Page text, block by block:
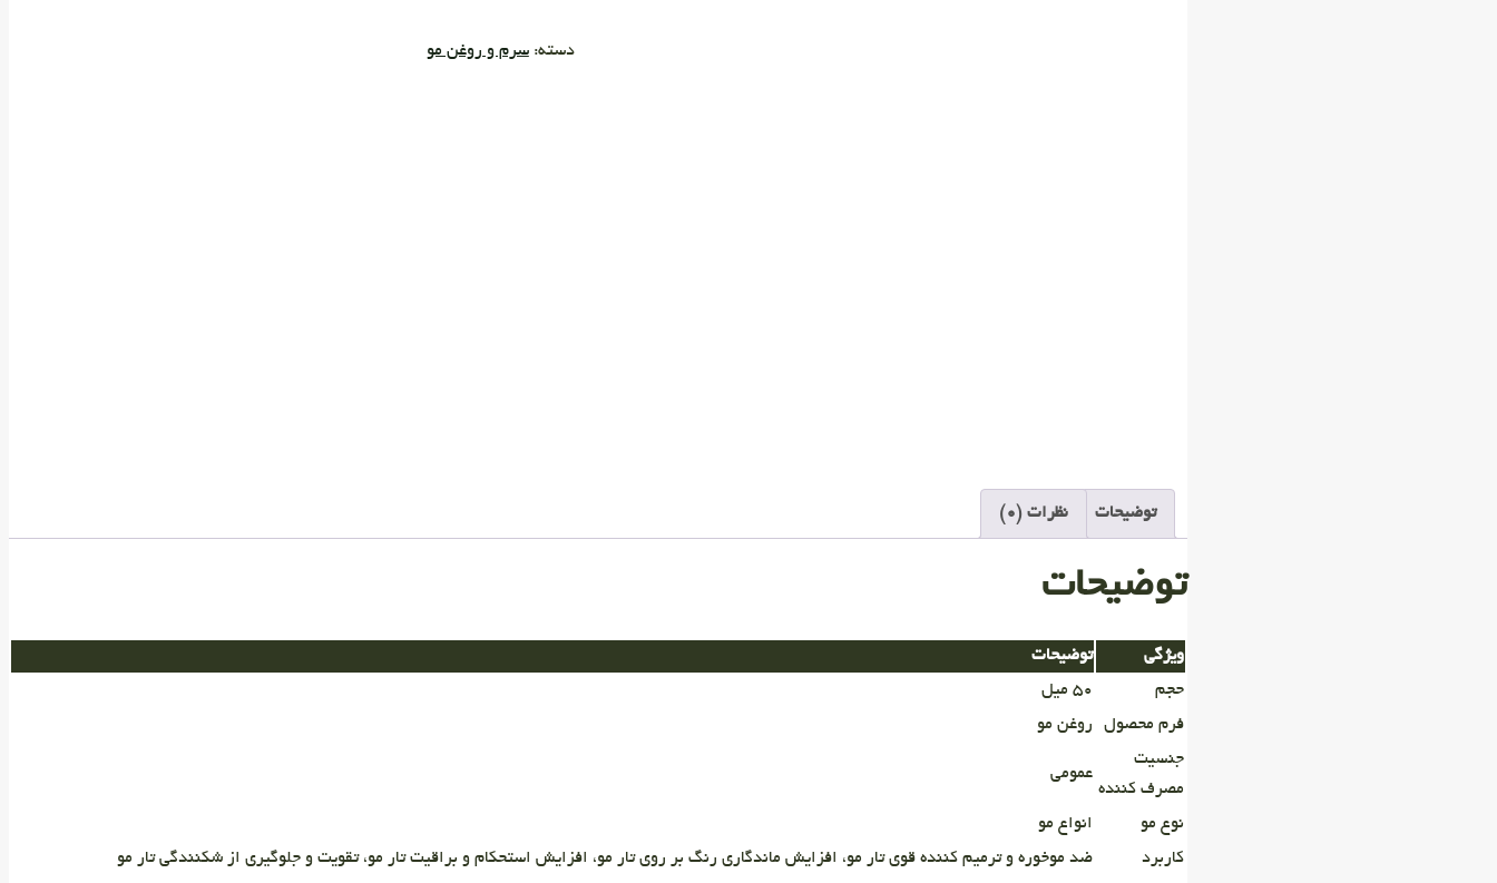
دسته:سرم و روغن مو
توضیحات نظرات (0)
توضیحات
ویژگی
توضیحات
حجم
۵۰ میل
فرم محصول
روغن مو
جنسیت
مصرف کننده
عمومی
نوع مو
انواع مو
کاربرد
ضد موخوره و ترمیم کننده قوی تار مو، افزایش ماندگاری رنگ بر روی تار مو، افزایش استحکام و براقیت تار مو، تقویت و جلوگیری از شکنندگی تار مو